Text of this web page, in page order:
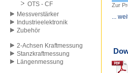
OTS - CF
Messverstärker
Industrieelektronik
Zubehör
2-Achsen Kraftmessung
Stanzkraftmessung
Längenmessung
Zur
...